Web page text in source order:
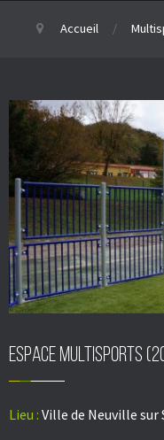
Accueil
Espace multisports
Lieu : Ville de Neuville sur